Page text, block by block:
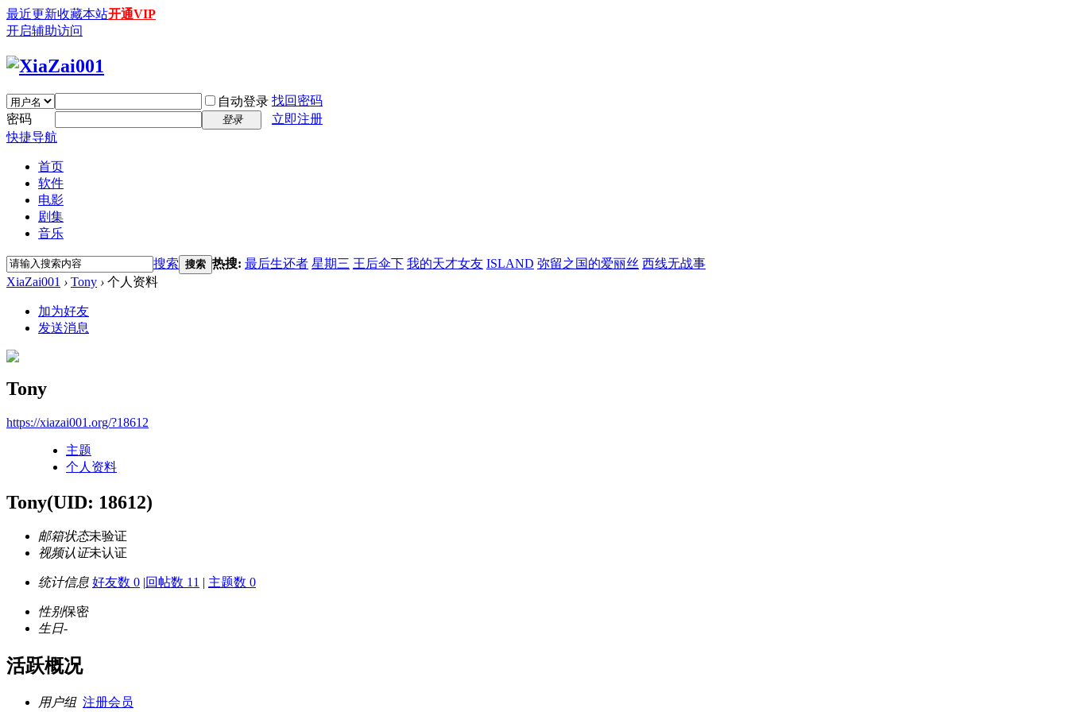
最近更新收藏本站开通VIP
开启辅助访问
自动登录 找回密码
密码
登录
立即注册
快捷导航
首页
软件
电影
剧集
音乐
搜索 搜索 热搜: 最后生还者 星期三 王后伞下 我的天才女友 ISLAND 弥留之国的爱丽丝 西线无战事
XiaZai001 › Tony › 个人资料
加为好友
发送消息
Tony
https://xiazai001.org/?18612
主题
个人资料
Tony(UID: 18612)
邮箱状态未验证
视频认证未认证
统计信息 好友数 0 |回帖数 11 | 主题数 0
性别保密
生日-
活跃概况
用户组 注册会员